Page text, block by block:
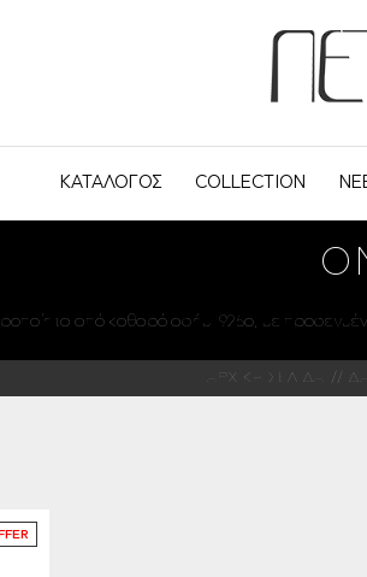
ΚΑΤΑΛΟΓΟΣ COLLECTION
από καθαρό ασήμι 925ο, με
ΑΡΧΙΚΗ ΣΕΛΙΔΑ